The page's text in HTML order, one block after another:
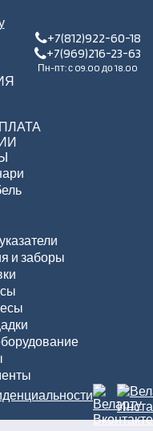
+7(812)922-60-18
+7(969)216-23-63
Пн-пт: с 09.00 до 18.00
и заборы